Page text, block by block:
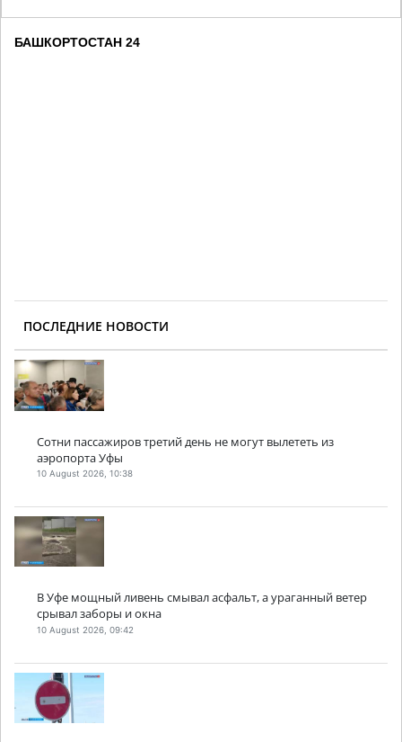
БАШКОРТОСТАН 24
ПОСЛЕДНИЕ НОВОСТИ
Сотни пассажиров третий день не могут вылететь из
аэропорта Уфы
10 August 2026, 10:38
В Уфе мощный ливень смывал асфальт, а ураганный ветер
срывал заборы и окна
10 August 2026, 09:42